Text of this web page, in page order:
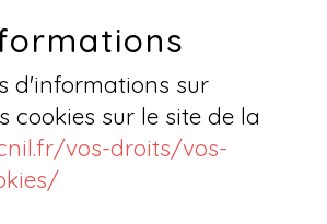
d'informations sur
cookies sur le site de la
vos-droits/vos-